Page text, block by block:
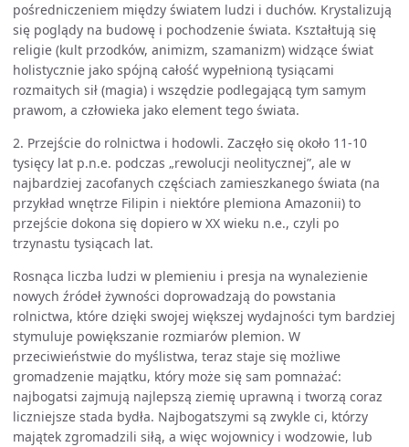
pośredniczeniem między światem ludzi i duchów. Krystalizują
się poglądy na budowę i pochodzenie świata. Kształtują się
religie (kult przodków, animizm, szamanizm) widzące świat
holistycznie jako spójną całość wypełnioną tysiącami
rozmaitych sił (magia) i wszędzie podlegającą tym samym
prawom, a człowieka jako element tego świata.
2. Przejście do rolnictwa i hodowli. Zaczęło się około 11-10
tysięcy lat p.n.e. podczas „rewolucji neolitycznej”, ale w
najbardziej zacofanych częściach zamieszkanego świata (na
przykład wnętrze Filipin i niektóre plemiona Amazonii) to
przejście dokona się dopiero w XX wieku n.e., czyli po
trzynastu tysiącach lat.
Rosnąca liczba ludzi w plemieniu i presja na wynalezienie
nowych źródeł żywności doprowadzają do powstania
rolnictwa, które dzięki swojej większej wydajności tym bardziej
stymuluje powiększanie rozmiarów plemion. W
przeciwieństwie do myślistwa, teraz staje się możliwe
gromadzenie majątku, który może się sam pomnażać:
najbogatsi zajmują najlepszą ziemię uprawną i tworzą coraz
liczniejsze stada bydła. Najbogatszymi są zwykle ci, którzy
majątek zgromadzili siłą, a więc wojownicy i wodzowie, lub